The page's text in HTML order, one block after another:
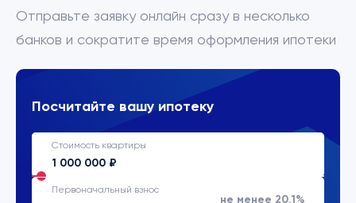
Отправьте заявку онлайн сразу в несколько
банков и сократите время оформления ипотеки
Посчитайте вашу ипотеку
Стоимость квартиры
Первоначальный взнос
не менее 20.1%